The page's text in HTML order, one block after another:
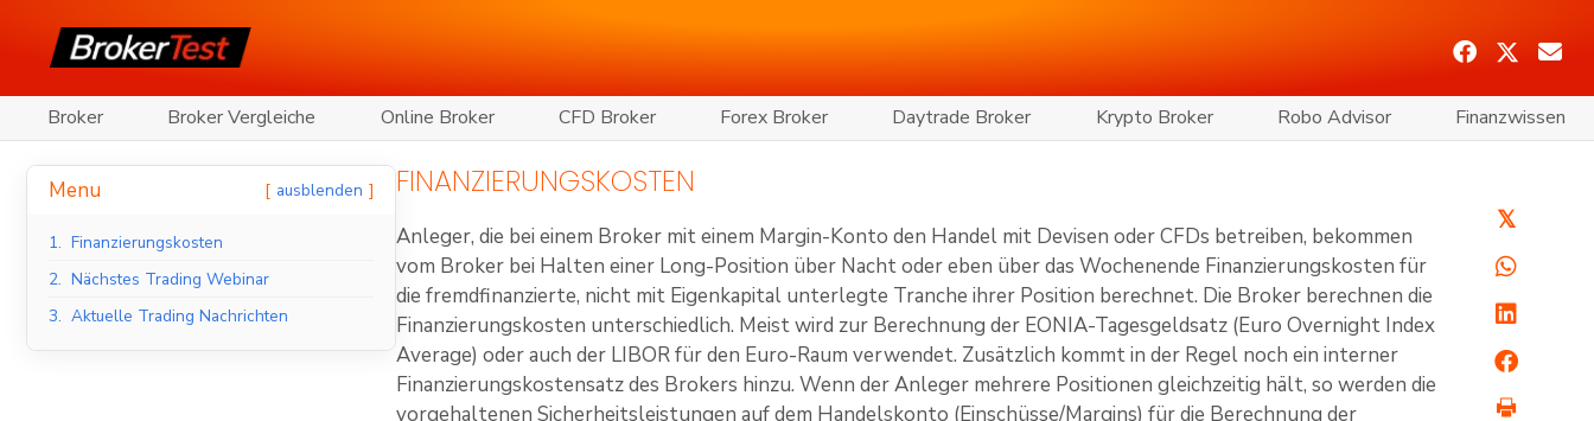
Broker Broker Vergleiche Online Broker CFD Broker Forex Broker Daytrade Broker Krypto Broker Robo Advisor Finanzwissen
Menu ausblenden
1. Finanzierungskosten
2. Nächstes Trading Webinar
3. Aktuelle Trading Nachrichten
FINANZIERUNGSKOSTEN
Anleger, die bei einem Broker mit einem Margin-Konto den Handel mit Devisen oder CFDs betreiben, bekommen
vom Broker bei Halten einer Long-Position über Nacht oder eben über das Wochenende Finanzierungskosten für
die fremdfinanzierte, nicht mit Eigenkapital unterlegte Tranche ihrer Position berechnet. Die Broker berechnen die
Finanzierungskosten unterschiedlich. Meist wird zur Berechnung der EONIA-Tagesgeldsatz (Euro Overnight Index
Average) oder auch der LIBOR für den Euro-Raum verwendet. Zusätzlich kommt in der Regel noch ein interner
Finanzierungskostensatz des Brokers hinzu. Wenn der Anleger mehrere Positionen gleichzeitig hält, so werden die
vorgehaltenen Sicherheitsleistungen auf dem Handelskonto (Einschüsse/Margins) für die Berechnung der
𝕏